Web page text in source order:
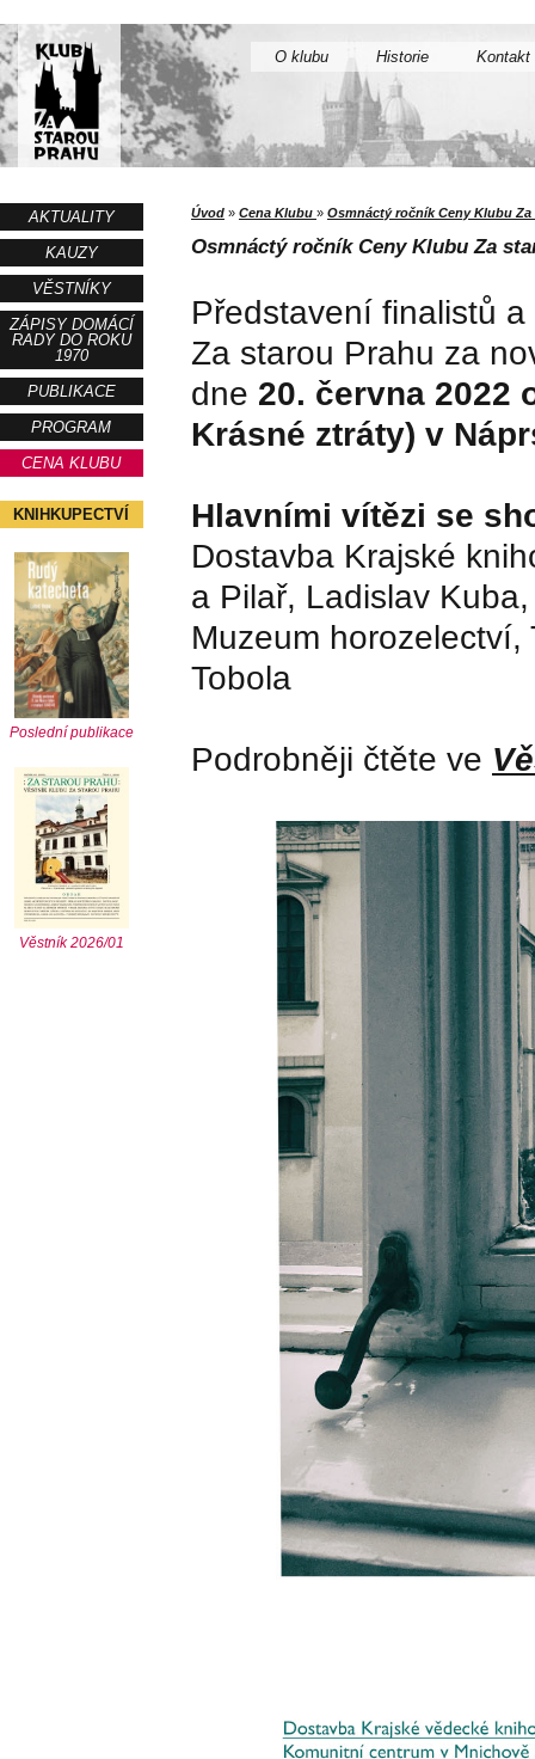
O klubu Historie Kontakt
AKTUALITY
KAUZY
VĚSTNÍKY
ZÁPISY DOMÁCÍ
RADY DO ROKU
1970
PUBLIKACE
PROGRAM
CENA KLUBU
KNIHKUPECTVÍ
Poslední publikace
Věstník 2026/01
Úvod » Cena Klubu » Osmnáctý ročník Ceny Klubu
Osmnáctý ročník Ceny Klubu Za
Představení finalistů
Za starou Prahu za
dne 20. června 2022
Krásné ztráty) v
Hlavními vítězi se
Dostavba Krajské
a Pilař, Ladislav
Muzeum
Tobola
Podrobněji čtěte ve